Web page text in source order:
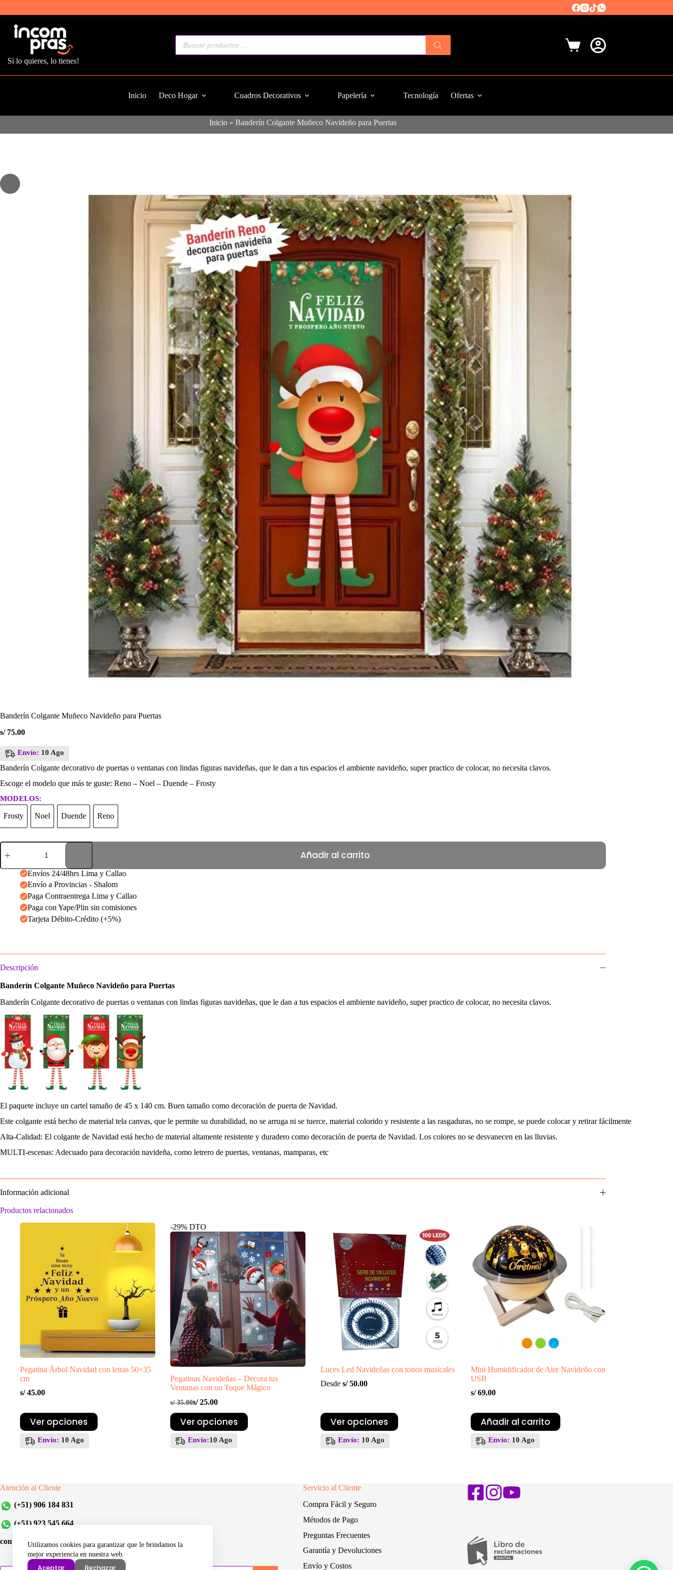
Utilizamos cookies para garantizar que le brindamos la
mejor experiencia en nuestra web.
Aceptar Rechazar
Si lo quieres, lo tienes!
Búsqueda
productos
Carro
Inicio Deco Hogar Cuadros Decorativos Papelería Tecnología Ofertas
Inicio» Banderín Colgante Muñeco Navideño para Puertas
Banderín Colgante Muñeco Navideño para Puertas
s/75.00
Envío: 10 Ago
Banderín Colgante decorativo de puertas o ventanas con lindas figuras navideñas, que le dan a tus espacios el ambiente navideño, super practico de colocar, no necesita clavos.
Escoge el modelo que más te guste: Reno – Noel – Duende – Frosty
MODELOS:
Frosty
Frosty Noel
Noel DuendeDuendeReno
Reno
Banderín
Colgante
Navideño
Puertas
cantidad
Añadir al carrito
Envíos 24/48hrs Lima y Callao
Envío a Provincias - Shalom
Paga Contraentrega Lima y Callao
Paga con Yape/Plin sin comisiones
Tarjeta Débito-Crédito (+5%)
Descripción
Banderín Colgante Muñeco Navideño para Puertas
Banderín Colgante decorativo de puertas o ventanas con lindas figuras navideñas, que le dan a tus espacios el ambiente navideño, super practico de colocar, no necesita clavos.
El paquete incluye un cartel tamaño de 45 x 140 cm. Buen tamaño como decoración de puerta de Navidad.
Este colgante está hecho de material tela canvas, que le permite su durabilidad, no se arruga ni se tuerce, material colorido y resistente a las rasgaduras, no se rompe, se puede colocar y retirar fácilmente
Alta-Calidad: El colgante de Navidad está hecho de material altamente resistente y duradero como decoración de puerta de Navidad. Los colores no se desvanecen en las lluvias.
MULTI-escenas: Adecuado para decoración navideña, como letrero de puertas, ventanas, mamparas, etc
Información adicional
Productos relacionados
Pegatina Árbol Navidad con letras 50×35
cm
s/45.00
Ver opciones
Este
producto
múltiples
pueden
en
página
producto
Envío: 10 Ago
-29% DTO
Pegatinas Navideñas – Decora tus
Ventanas con un Toque Mágico
s/35.00El
precio
original
era:
S/ 35.00.
s/25.00
El
precio
actual
es:
S/ 25.00.
Ver opciones
Este
producto
múltiples
producto
Envío:10 Ago
Luces Led Navideñas con tonos musicales
Desde s/50.00
Ver opciones
Este
producto
múltiples
pueden
en
la
página
de
Envío: 10 Ago
Mini Humidificador de Aire Navideño con
USB
s/69.00
Añadir al carrito
Envío: 10 Ago
Atención al Cliente
(+51) 906 184 831
(+51) 923 545 664
contacto@incompras-store.com
Servicio al Cliente
Compra Fácil y Seguro
Métodos de Pago
Preguntas Frecuentes
Garantía y Devoluciones
Envío y Costos